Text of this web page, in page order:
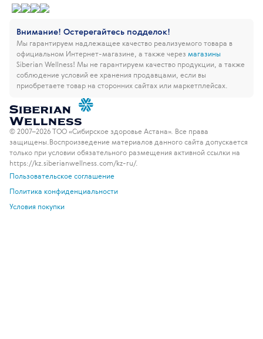
Внимание! Остерегайтесь подделок!
Мы гарантируем надлежащее качество реализуемого товара в
официальном Интернет-магазине, а также через магазины
Siberian Wellness! Мы не гарантируем качество продукции, а также
соблюдение условий ее хранения продавцами, если вы
приобретаете товар на сторонних сайтах или маркетплейсах.
© 2007–2026 ТОО «Сибирское здоровье Астана». Все права
защищены. Воспроизведение материалов данного сайта допускается
только при условии обязательного размещения активной ссылки на
https://kz.siberianwellness.com/kz-ru/.
Пользовательское соглашение
Политика конфиденциальности
Условия покупки